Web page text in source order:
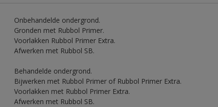
Onbehandelde ondergrond.
Gronden met Rubbol Primer.
Voorlakken Rubbol Primer Extra.
Afwerken met Rubbol SB.
Behandelde ondergrond.
Bijwerken met Rubbol Primer of Rubbol Primer Extra.
Voorlakken met Rubbol Primer Extra.
Afwerken met Rubbol SB.